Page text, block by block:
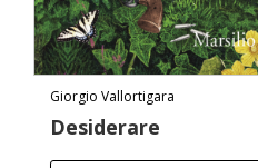
Giorgio Vallortigara
Desiderare